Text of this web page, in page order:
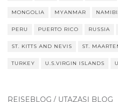
MONGOLIA MYANMAR
PERU PUERTO RICO RUSSIA
ST. KITTS AND NEVIS ST.
TURKEY U.S.VIRGIN ISLANDS
REISEBLOG / UTAZÁSI BLOG